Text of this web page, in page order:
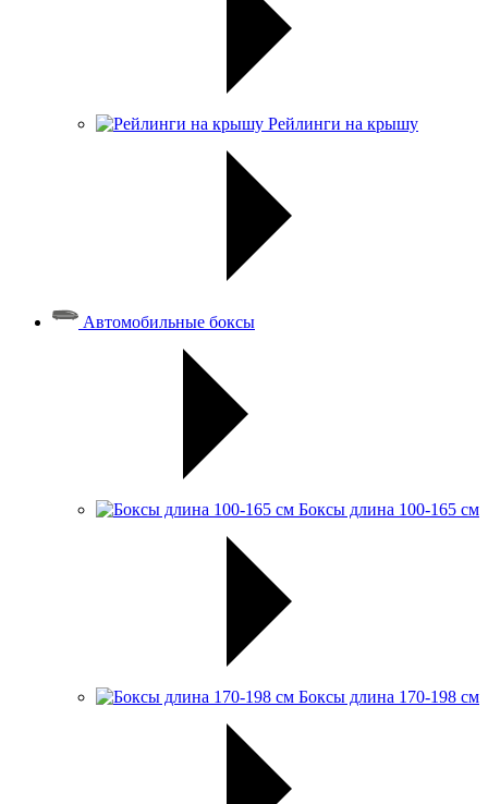
Рейлинги на крышу
Автомобильные боксы
Боксы длина 100-165 см
Боксы длина 170-198 см